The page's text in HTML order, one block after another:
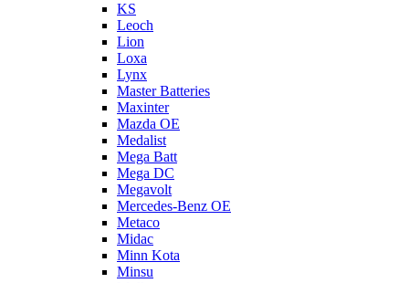
KS
Leoch
Lion
Loxa
Lynx
Master Batteries
Maxinter
Mazda OE
Medalist
Mega Batt
Mega DC
Megavolt
Mercedes-Benz OE
Metaco
Midac
Minn Kota
Minsu